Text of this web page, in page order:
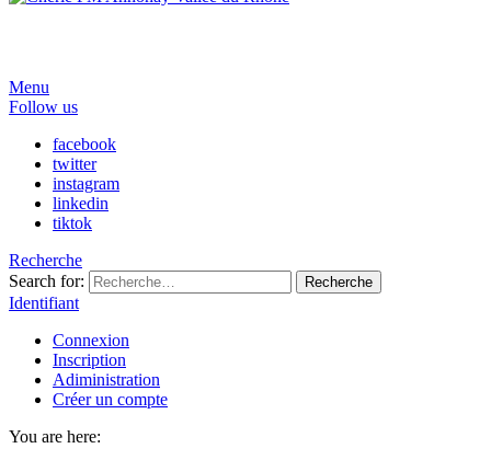
Menu
Follow us
facebook
twitter
instagram
linkedin
tiktok
Recherche
Search for:
Recherche
Identifiant
Connexion
Inscription
Adiministration
Créer un compte
You are here: